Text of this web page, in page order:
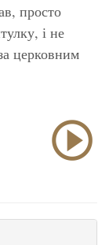
просто
і не
церковним